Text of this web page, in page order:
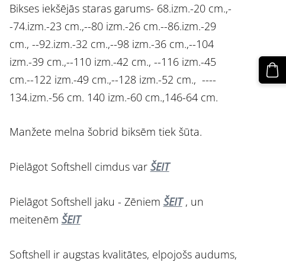
Bikses iekšējās staras garums- 68.izm.-20 cm.,-
-74.izm.-23 cm.,--80 izm.-26 cm.--86.izm.-29
cm., --92.izm.-32 cm.,--98 izm.-36 cm.,--104
izm.-39 cm.,--110 izm.-42 cm., --116 izm.-45
cm.--122 izm.-49 cm.,--128 izm.-52 cm., ----
134.izm.-56 cm. 140 izm.-60 cm.,146-64 cm.
Manžete melna šobrid biksēm tiek šūta.
Pielāgot Softshell cimdus var ŠEIT
Pielāgot Softshell jaku - Zēniem ŠEIT, un
meitenēm ŠEIT
Softshell ir augstas kvalitātes, elpojošs audums,